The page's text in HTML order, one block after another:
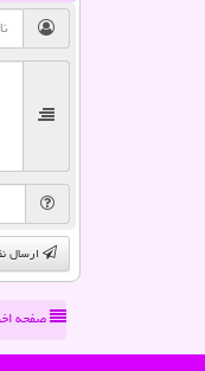
ارسال
صفحه